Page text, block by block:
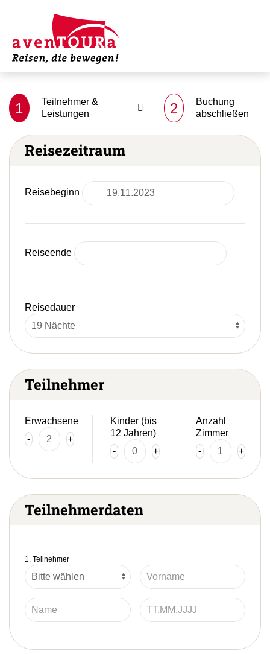
1
Teilnehmer &
Leistungen
2
Buchung
abschließen
Reisezeitraum
Reisebeginn
Reiseende
Reisedauer
Teilnehmer
Erwachsene
-
+
Kinder (bis
12 Jahren)
-
+
Anzahl
Zimmer
-
+
Teilnehmerdaten
1. Teilnehmer